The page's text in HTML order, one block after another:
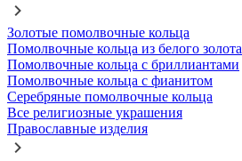
Золотые помолвочные кольца
Помолвочные кольца из белого золота
Помолвочные кольца с бриллиантами
Помолвочные кольца с фианитом
Серебряные помолвочные кольца
Все религиозные украшения
Православные изделия